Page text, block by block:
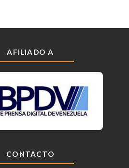
AFILIADO A
CONTACTO